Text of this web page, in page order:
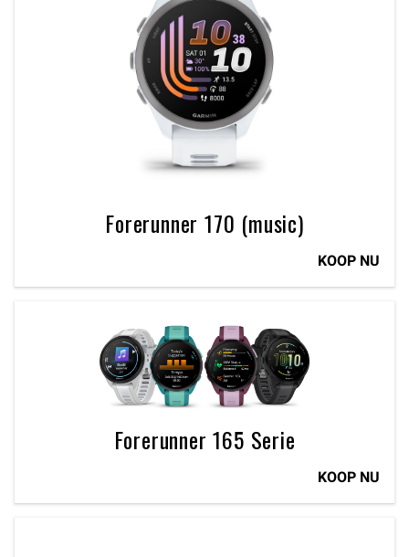
Forerunner 170 (music)
KOOP NU
Forerunner 165 Serie
KOOP NU